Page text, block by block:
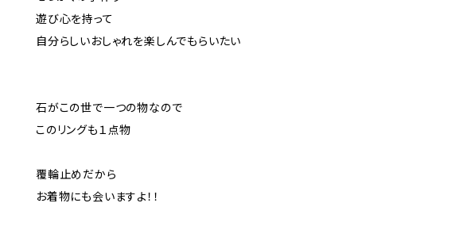
遊び心を持って
自分らしいおしゃれを楽しんでもらいたい
石がこの世で一つの物なので
このリングも１点物
覆輪止めだから
お着物にも会いますよ！！